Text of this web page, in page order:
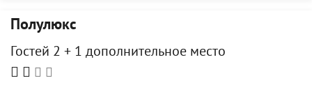
Полулюкс
Гостей 2 + 1 дополнительное место